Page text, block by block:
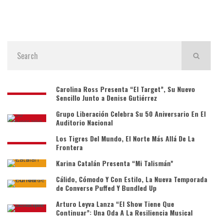
Carolina Ross Presenta “El Target”, Su Nuevo
Sencillo Junto a Denise Gutiérrez
Grupo Liberación Celebra Su 50 Aniversario En El
Auditorio Nacional
Los Tigres Del Mundo, El Norte Más Allá De La
Frontera
Karina Catalán Presenta “Mi Talismán”
Cálido, Cómodo Y Con Estilo, La Nueva Temporada
de Converse Puffed Y Bundled Up
Arturo Leyva Lanza “El Show Tiene Que
Continuar”: Una Oda A La Resiliencia Musical